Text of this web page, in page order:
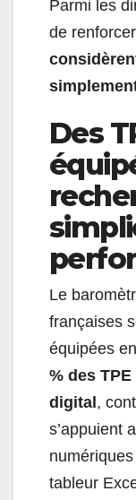
Parmi les
de
Des
Le
françaises
équipées
% des
digital ,
s’appuient
tableur